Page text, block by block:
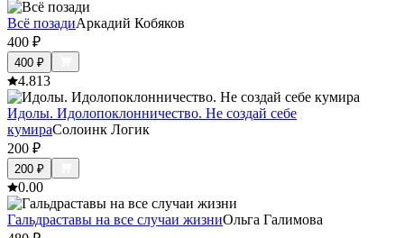
Всё позадиАркадий Кобяков
400 ₽
400 ₽
4.813
Идолы. Идолопоклонничество. Не создай себе
кумираСолоинк Логик
200 ₽
200 ₽
0.00
Гальдраставы на все случаи жизниОльга Галимова